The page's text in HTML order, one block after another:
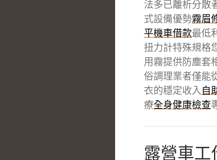
法多已離析分散
式設備優勢霧眉
平機車借款最低
扭力計特殊規格
用霧提供防塵套
俗調理業者僅能
衣的穩定收入自
療全身健康檢查
露營車